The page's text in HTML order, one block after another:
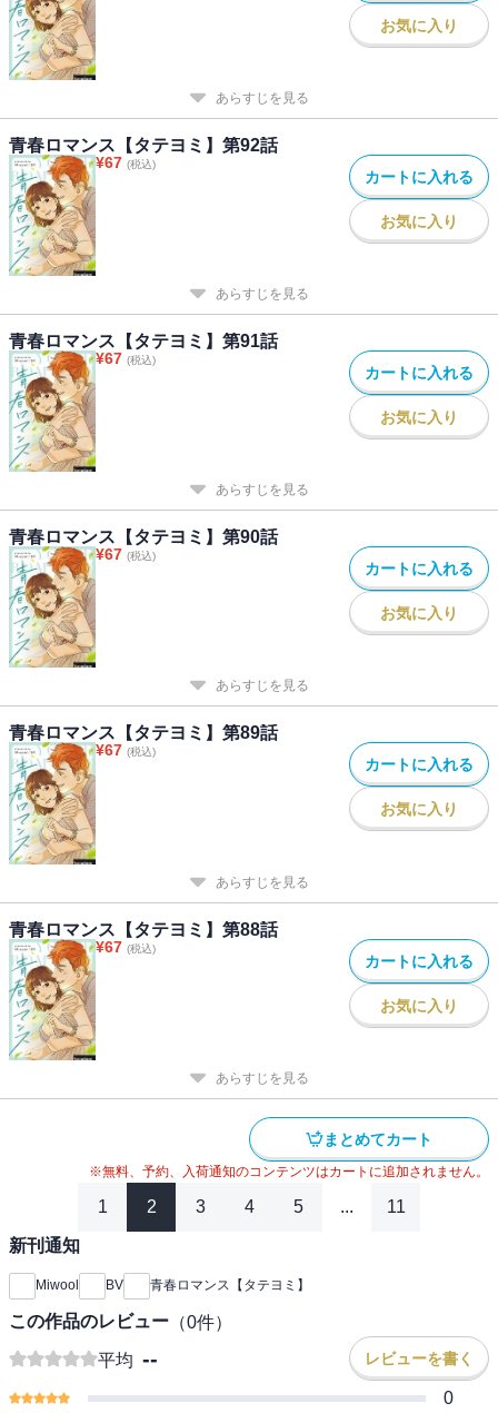
お気に入り
あらすじを見る
青春ロマンス【タテヨミ】第92話
¥67 (税込)
カートに入れる
お気に入り
あらすじを見る
青春ロマンス【タテヨミ】第91話
¥67 (税込)
カートに入れる
お気に入り
あらすじを見る
青春ロマンス【タテヨミ】第90話
¥67 (税込)
カートに入れる
お気に入り
あらすじを見る
青春ロマンス【タテヨミ】第89話
¥67 (税込)
カートに入れる
お気に入り
あらすじを見る
青春ロマンス【タテヨミ】第88話
¥67 (税込)
カートに入れる
お気に入り
あらすじを見る
まとめてカート
※無料、予約、入荷通知のコンテンツはカートに追加されません。
1 2 3 4 5 ... 11
新刊通知
Miwool BV 青春ロマンス【タテヨミ】
この作品のレビュー （0件）
平均 -- レビューを書く
0